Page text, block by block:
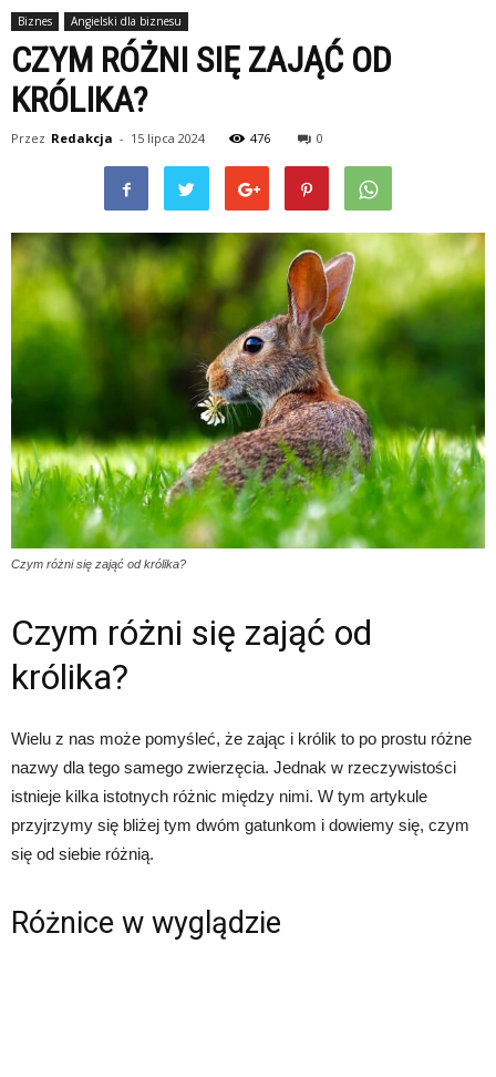
Biznes Angielski dla biznesu
CZYM RÓŻNI SIĘ ZAJĄĆ OD
KRÓLIKA?
Przez Redakcja - 15 lipca 2024 476 0
Czym różni się zająć od królika?
Czym różni się zająć od
królika?
Wielu z nas może pomyśleć, że zając i królik to po prostu różne
nazwy dla tego samego zwierzęcia. Jednak w rzeczywistości
istnieje kilka istotnych różnic między nimi. W tym artykule
przyjrzymy się bliżej tym dwóm gatunkom i dowiemy się, czym
się od siebie różnią.
Różnice w wyglądzie